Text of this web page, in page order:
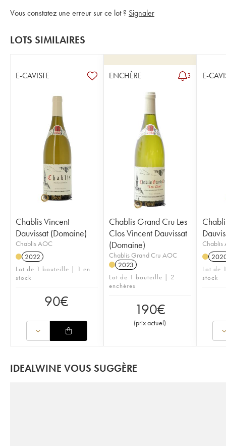
Vous constatez une erreur sur ce lot ? Signaler
LOTS SIMILAIRES
E-CAVISTE
Chablis Vincent
Dauvissat (Domaine)
Chablis AOC
2022
Lot de 1 bouteille | 1 en
stock
90€
ENCHÈRE 3
Chablis Grand Cru Les
Clos Vincent Dauvissat
(Domaine)
Chablis Grand Cru AOC
2023
Lot de 1 bouteille | 2
enchères
190€
(prix actuel)
E-
Chablis
Lot de
stock
IDEALWINE VOUS SUGGÈRE